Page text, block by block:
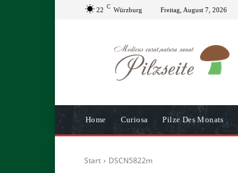
22 C Würzburg Freitag, August 7, 2026
Home Curiosa Pilze Des Monats
Start DSCN5822m